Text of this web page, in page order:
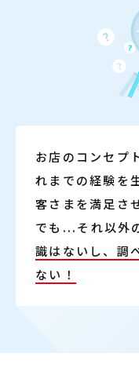
お店のコンセプ
れまでの経験を
客さまを満足さ
でも...それ以外
識はないし、調
ない！